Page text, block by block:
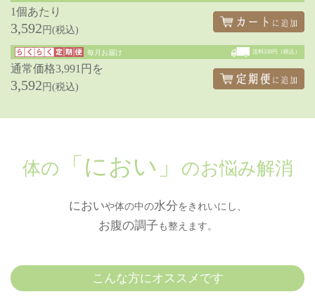
1個あたり
3,592 円(税込)
毎月お届け 送料330円（税込）
通常価格3,991円を
3,592 円(税込)
体の 「におい」 のお悩み解消
においや体の中の水分をきれいにし、
お腹の調子 も整えます。
こんな方にオススメです